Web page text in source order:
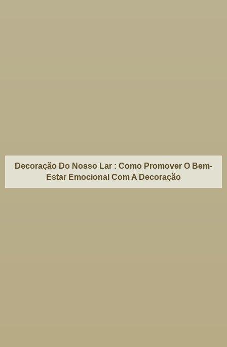
Decoração Do Nosso Lar : Como Promover O Bem-
Estar Emocional Com A Decoração